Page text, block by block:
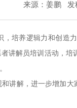
来源：姜鹏 发
培养逻辑力和创造
讲解员培训活动，
讲解，进一步增加